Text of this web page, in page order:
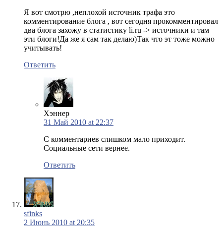
Я вот смотрю ,неплохой источник трафа это
комментирование блога , вот сегодня прокомментировал
два блога захожу в статистику li.ru -> источники и там
эти блоги!Да же я сам так делаю)Так что эт тоже можно
учитывать!
Ответить
Хэннер
31 Май 2010 at 22:37
С комментариев слишком мало приходит.
Социальные сети вернее.
Ответить
sfinks
2 Июнь 2010 at 20:35